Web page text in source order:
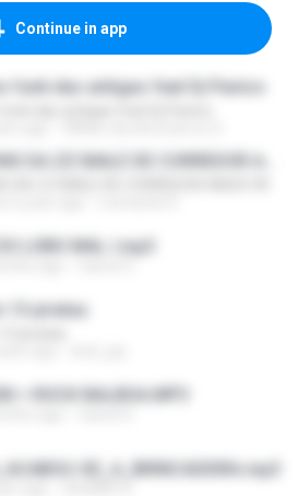
Continue in app
funk das antigas feat Dj Panico
LOBO MAL I.mp3
13 piratas
= ROCK BALBOA.MP3
SE_A_BRINCADEIRA.mp3